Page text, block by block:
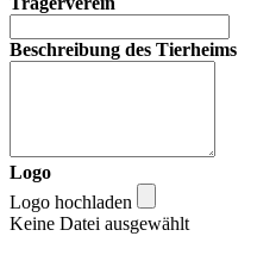
Beschreibung des Tierheims
Logo
Logo hochladen
Keine Datei ausgewählt